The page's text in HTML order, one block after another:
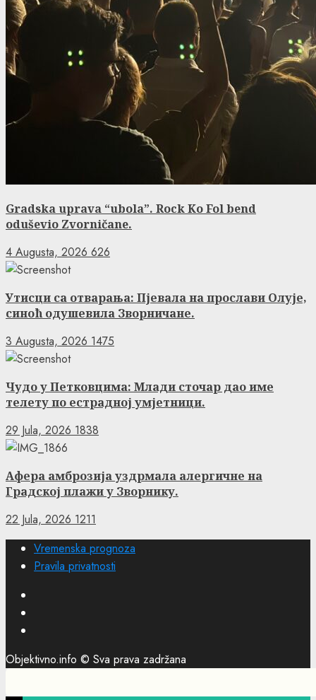
Gradska uprava “ubola”. Rock Ko Fol bend
oduševio Zvorničane.
4 Augusta, 2026 626
Утисци са отварања: Пјевала на прослави Олује,
синоћ одушевила Зворничане.
3 Augusta, 2026 1475
Чудо у Петковцима: Млади сточар дао име
телету по естрадној умјетници.
29 Jula, 2026 1838
Афера амброзија уздрмала алергичне на
Градској плажи у Зворнику.
22 Jula, 2026 1211
Vremenska prognoza
Pravila privatnosti
Objektivno.info © Sva prava zadržana